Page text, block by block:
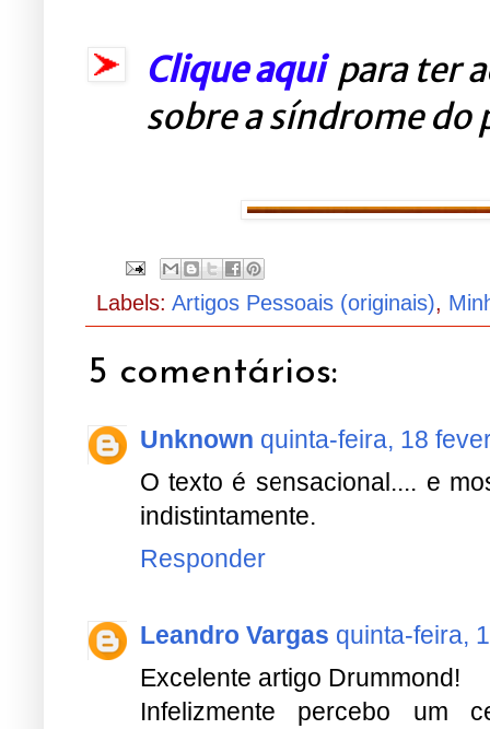
Clique aqui para ter
sobre a síndrome
Labels: Artigos Pessoais (originais),
5 comentários:
Unknown quinta-feira, 18
O texto é sensacional.... e
indistintamente.
Responder
Leandro Vargas quinta-feira,
Excelente artigo Drummond!
Infelizmente percebo um